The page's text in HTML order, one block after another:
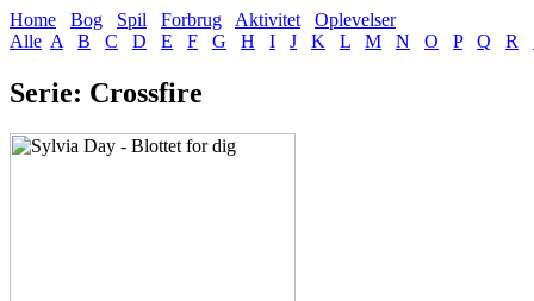
Home Bog Spil Forbrug Aktivitet
Oplevelser
Alle A B C D E F G H I J K L M N O P Q R
Serie: Crossfire